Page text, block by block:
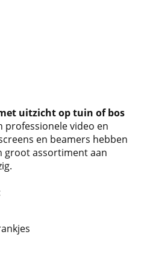
uitzicht op tuin of bos
professionele video en
en beamers hebben
groot assortiment aan